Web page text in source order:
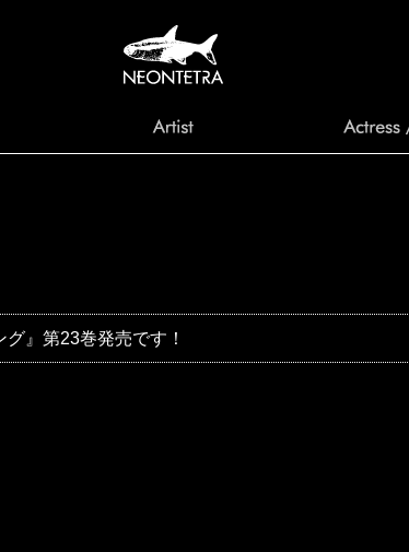
』第23巻発売です！